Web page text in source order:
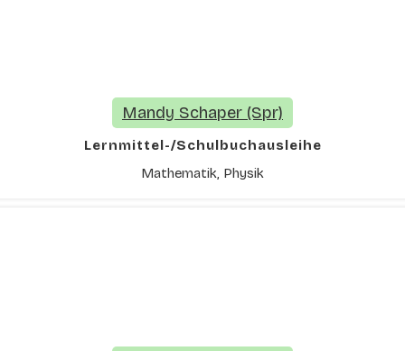
Mandy Schaper (Spr)
Lernmittel-/Schulbuchausleihe
Mathematik, Physik